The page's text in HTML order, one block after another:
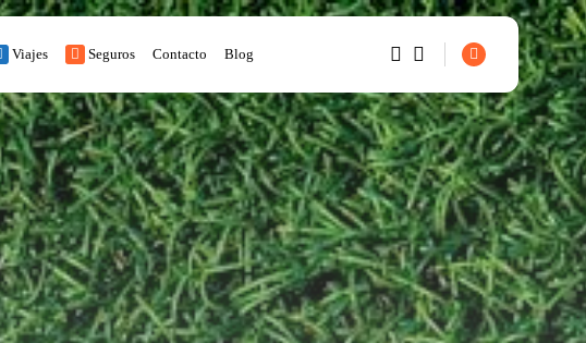
Viajes Seguros Contacto Blog
1 1
Sorry, you have no bookmarks
yet.
0